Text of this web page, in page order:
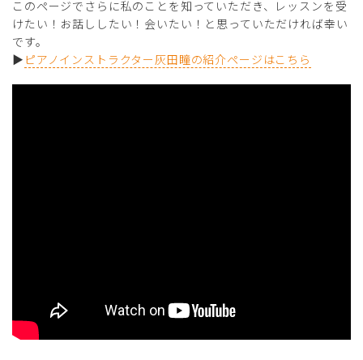
このページでさらに私のことを知っていただき、レッスンを受
けたい！お話ししたい！会いたい！と思っていただければ幸い
です。
▶ ピアノインストラクター灰田瞳の紹介ページはこちら